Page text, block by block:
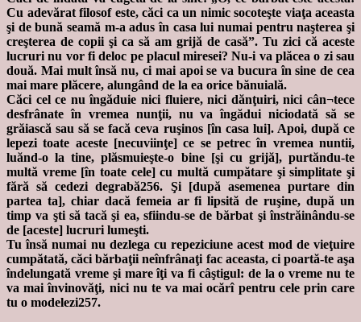
Cu adevărat filosof este, căci ca un nimic socoteşte viaţa aceasta
şi de bună seamă m-a adus în casa lui numai pentru naşterea şi
creşterea de copii şi ca să am grijă de casă”. Tu zici că aceste
lucruri nu vor fi deloc pe placul miresei? Nu-i va plăcea o zi sau
două. Mai mult însă nu, ci mai apoi se va bucura în sine de cea
mai mare plăcere, alungând de la ea orice bănuială.
Căci cel ce nu îngăduie nici fluiere, nici dănţuiri, nici cân¬tece
desfrânate în vremea nunţii, nu va îngădui niciodată să se
grăiască sau să se facă ceva ruşinos [în casa lui]. Apoi, după ce
lepezi toate aceste [necuviinţe] ce se petrec în vremea nuntii,
luănd-o la tine, plăsmuieşte-o bine [şi cu grijă], purtăndu-te
multă vreme [în toate cele] cu multă cumpătare şi simplitate şi
fără să cedezi degrabă256. Şi [după asemenea purtare din
partea ta], chiar dacă femeia ar fi lipsită de ruşine, după un
timp va şti să tacă şi ea, sfiindu-se de bărbat şi înstrăinându-se
de [aceste] lucruri lumeşti.
Tu însă numai nu dezlega cu repeziciune acest mod de vieţuire
cumpătată, căci bărbaţii neînfrânaţi fac aceasta, ci poartă-te aşa
îndelungată vreme şi mare îţi va fi câştigul: de la o vreme nu te
va mai învinovăţi, nici nu te va mai ocărî pentru cele prin care
tu o modelezi257.